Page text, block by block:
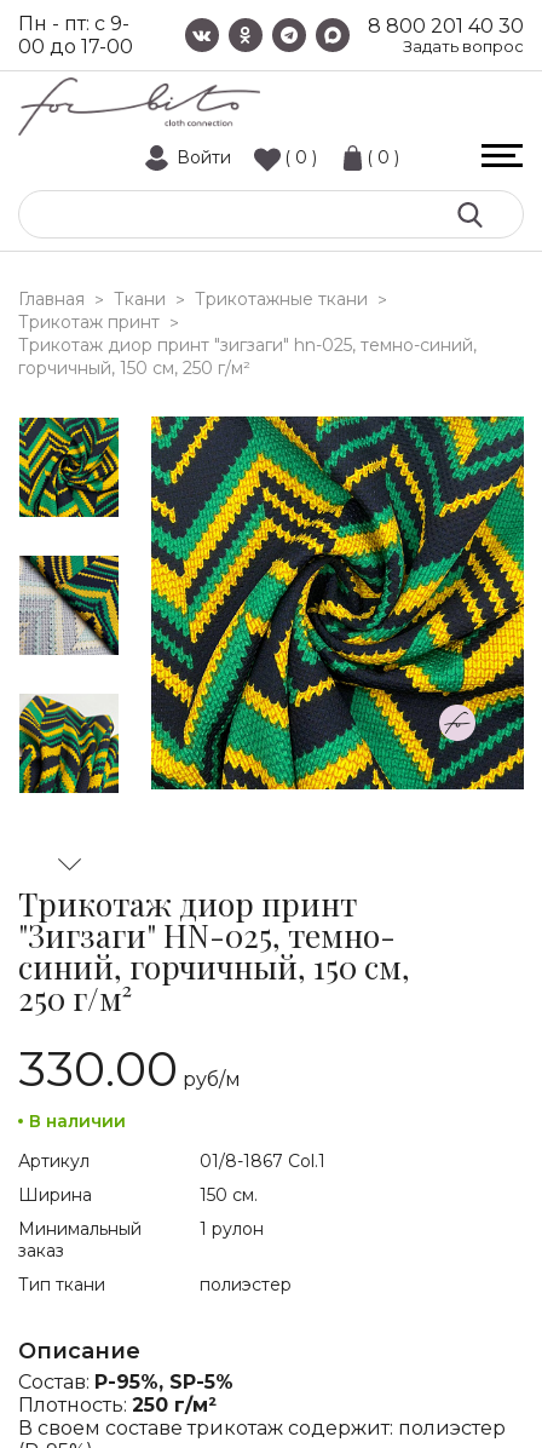
8 800 201 40 30
Задать вопрос
Пн - пт: с 9-
00 до 17-00
Войти ( 0 ) ( 0 )
Главная > Ткани > Трикотажные ткани >
Трикотаж принт >
трикотаж диор принт "зигзаги" hn-025, темно-синий,
горчичный, 150 см, 250 г/м²
Трикотаж диор принт
"Зигзаги" HN-025, темно-
синий, горчичный, 150 см,
250 г/м²
330.00 руб/м
В наличии
Артикул
01/8-1867 Col.1
Ширина
150 см.
Минимальный
заказ
1 рулон
Тип ткани полиэстер
Описание
Состав: P-95%, SP-5%
Плотность: 250 г/м²
В своем составе трикотаж содержит: полиэстер